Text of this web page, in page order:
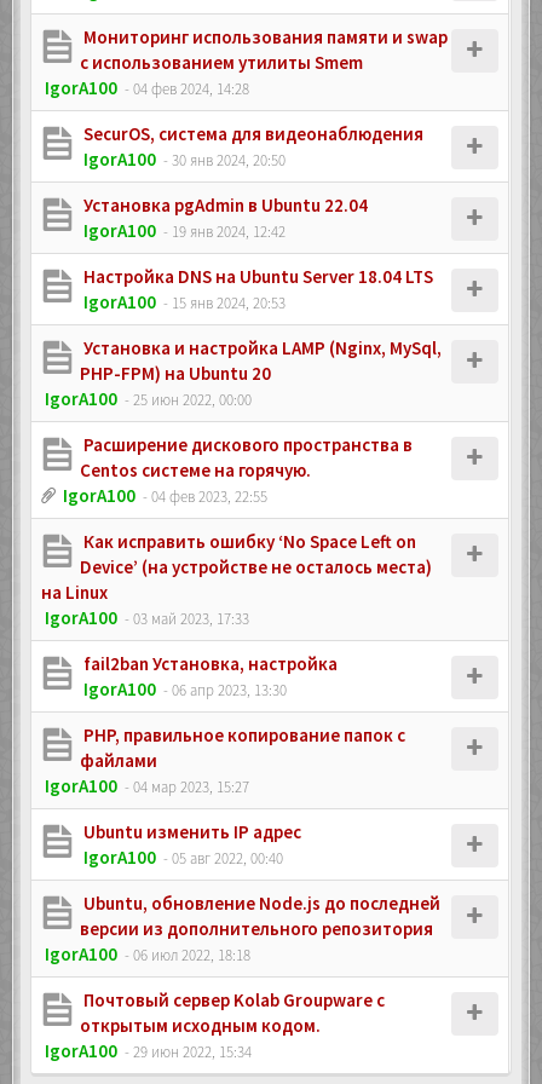
Мониторинг использования памяти и swap
с использованием утилиты Smem
IgorA100 - 04 фев 2024, 14:28
SecurOS, система для видеонаблюдения
IgorA100 - 30 янв 2024, 20:50
Установка pgAdmin в Ubuntu 22.04
IgorA100 - 19 янв 2024, 12:42
Настройка DNS на Ubuntu Server 18.04 LTS
IgorA100 - 15 янв 2024, 20:53
Установка и настройка LAMP (Nginx, MySql,
PHP-FPM) на Ubuntu 20
IgorA100 - 25 июн 2022, 00:00
Расширение дискового пространства в
Centos системе на горячую.
IgorA100 - 04 фев 2023, 22:55
Как исправить ошибку ‘No Space Left on
Device’ (на устройстве не осталось места)
на Linux
IgorA100 - 03 май 2023, 17:33
fail2ban Установка, настройка
IgorA100 - 06 апр 2023, 13:30
PHP, правильное копирование папок с
файлами
IgorA100 - 04 мар 2023, 15:27
Ubuntu изменить IP адрес
IgorA100 - 05 авг 2022, 00:40
Ubuntu, обновление Node.js до последней
версии из дополнительного репозитория
IgorA100 - 06 июл 2022, 18:18
Почтовый сервер Kolab Groupware с
открытым исходным кодом.
IgorA100 - 29 июн 2022, 15:34